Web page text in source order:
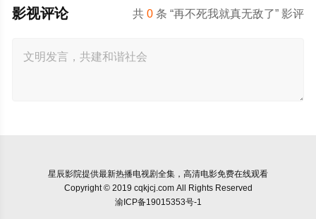
共0 条 “再不死我就真无敌了” 影评
影视评论
星辰影院提供最新热播电视剧全集，高清电影免费在线观看
Copyright © 2019 cqkjcj.com All Rights Reserved
渝ICP备19015353号-1